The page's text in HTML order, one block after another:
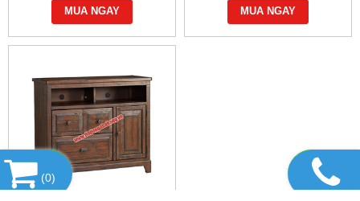
MUA NGAY MUA NGAY
(0)